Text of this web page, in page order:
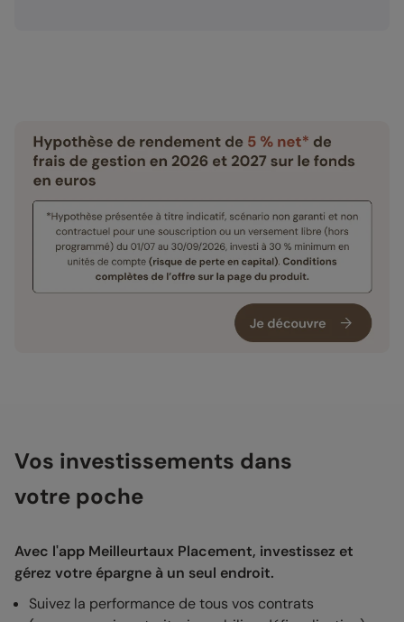
Vos investissements dans
votre poche
Avec l'app Meilleurtaux Placement, investissez et
gérez votre épargne à un seul endroit.
Suivez la performance de tous vos contrats